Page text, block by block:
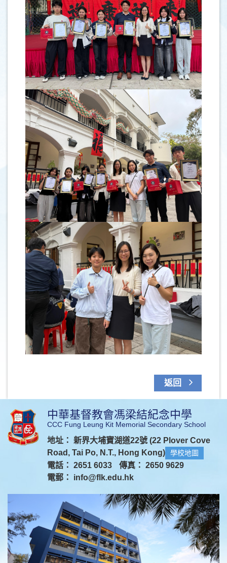
返回
中華基督教會馮梁結紀念中學
CCC Fung Leung Kit Memorial Secondary School
地址： 新界大埔寶湖道22號 (22 Plover Cove
Road, Tai Po, N.T., Hong Kong)
學校地圖
電話： 2651 6033
傳真： 2650 9629
電郵： info@flk.edu.hk